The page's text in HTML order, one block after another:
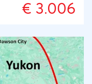
Eindig uw reis met
Victoria. Deze
€ 3.006